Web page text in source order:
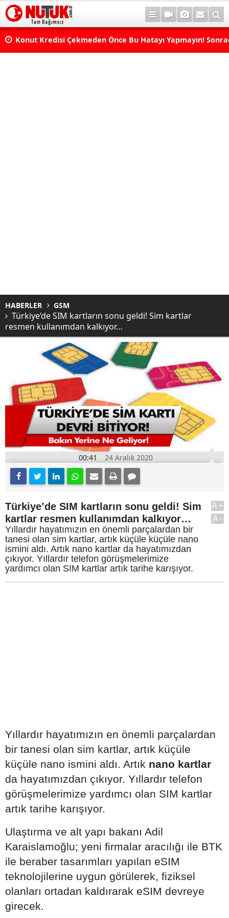
Konut Kredisi Çekmeden Önce Bu Hatayı Yapmayın!
HABERLER GSM
Türkiye’de SIM kartların sonu geldi! Sim kartlar
resmen kullanımdan kalkıyor…
00:41 24 Aralık 2020
Türkiye’de SIM kartların sonu geldi! Sim
kartlar resmen kullanımdan kalkıyor…
Yıllardır hayatımızın en önemli parçalardan bir
tanesi olan sim kartlar, artık küçüle küçüle nano
ismini aldı. Artık nano kartlar da hayatımızdan
çıkıyor. Yıllardır telefon görüşmelerimize
yardımcı olan SIM kartlar artık tarihe karışıyor.
A+
A-
Yıllardır hayatımızın en önemli parçalardan
bir tanesi olan sim kartlar, artık küçüle
küçüle nano ismini aldı. Artık nano kartlar
da hayatımızdan çıkıyor. Yıllardır telefon
görüşmelerimize yardımcı olan SIM kartlar
artık tarihe karışıyor.
Ulaştırma ve alt yapı bakanı Adil
Karaislamoğlu; yeni firmalar aracılığı ile BTK
ile beraber tasarımları yapılan eSIM
teknolojilerine uygun görülerek, fiziksel
olanları ortadan kaldırarak eSIM devreye
girecek.